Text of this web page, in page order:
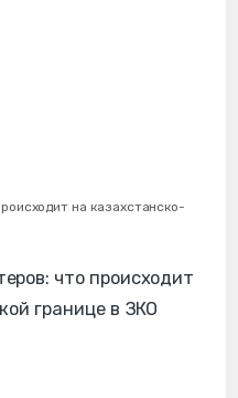
на казахстанско-